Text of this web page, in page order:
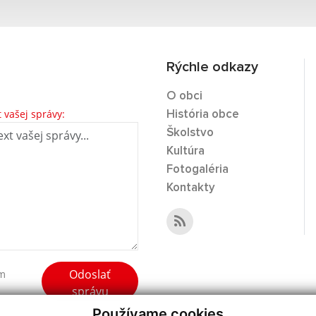
vašej správy:
Odoslať
správu
Rýchle odkazy
O obci
História obce
Školstvo
Kultúra
Fotogaléria
Kontakty